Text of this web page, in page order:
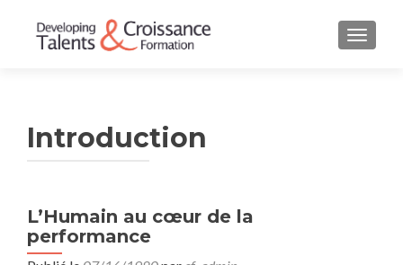
Introduction
L’Humain au cœur de la
performance